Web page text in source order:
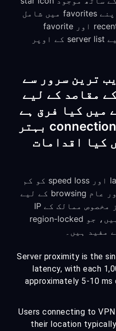
پر tap کریں تاکہ اسے اپنے favorites میں شامل
کر سکیں۔ آپ کے recently used اور favorite
servers تیز رسائی کے لیے server list کے اوپر
ترین سرور سے
مقاصد کے لیے
میں کیا فرق ہے
اور اپنی connection speed بہتر
کیا اقدامات
قریب ترین سرورز latency اور speed loss کو کم
کرتے ہیں، جو privacy اور عام browsing کے لیے
بہترین ہیں۔ دور سرورز مخصوص ممالک کے IP
addresses فراہم کرتے ہیں، جو region-locked
Server proximity is the
latency, with each
approximately 5-10 ms
Users connecting to
their location